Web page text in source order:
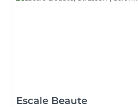
Escale Beaute